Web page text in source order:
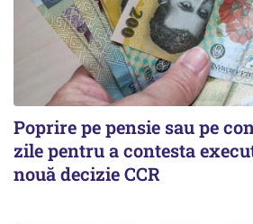
Poprire pe pensie sau pe
zile pentru a contesta
nouă decizie CCR